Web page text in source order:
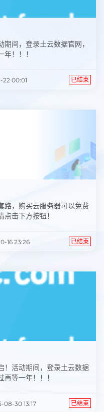
间，登录土云数据官网，
！！！
22 00:01 已结束
路，购买云服务器可以免费
击下方按钮！
16 23:26 已结束
！活动期间，登录土云数据
等一年！！！
08-30 13:17 已结束